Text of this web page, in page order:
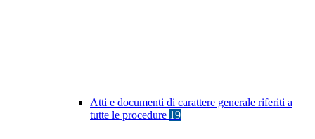
Atti e documenti di carattere generale riferiti a
tutte le procedure 19